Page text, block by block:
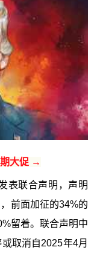
大促 →
表联合声明，声明
前面加征的34%的
留着。联合声明中
取消自2025年4月